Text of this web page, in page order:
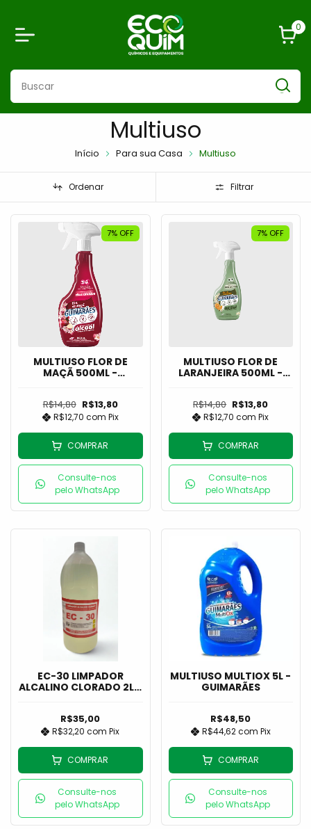
0
Multiuso
Início Para sua Casa Multiuso
Ordenar Filtrar
7% OFF
MULTIUSO FLOR DE
MAÇÃ 500ML -
R$14,80 R$13,80
R$12,70 com Pix
COMPRAR
Consulte-nos
pelo WhatsApp
7% OFF
MULTIUSO FLOR DE
LARANJEIRA 500ML -
R$14,80 R$13,80
R$12,70com Pix
COMPRAR
Consulte-nos
pelo WhatsApp
EC-30 LIMPADOR
ALCALINO CLORADO 2L -
R$35,00
R$32,20com Pix
COMPRAR
Consulte-nos
pelo WhatsApp
MULTIUSO MULTIOX 5L -
GUIMARÃES
R$48,50
R$44,62com Pix
COMPRAR
Consulte-nos
pelo WhatsApp